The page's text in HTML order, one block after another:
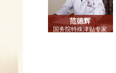
范德辉
国务院特殊津贴专家